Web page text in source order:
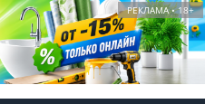
РЕКЛАМА • 18+